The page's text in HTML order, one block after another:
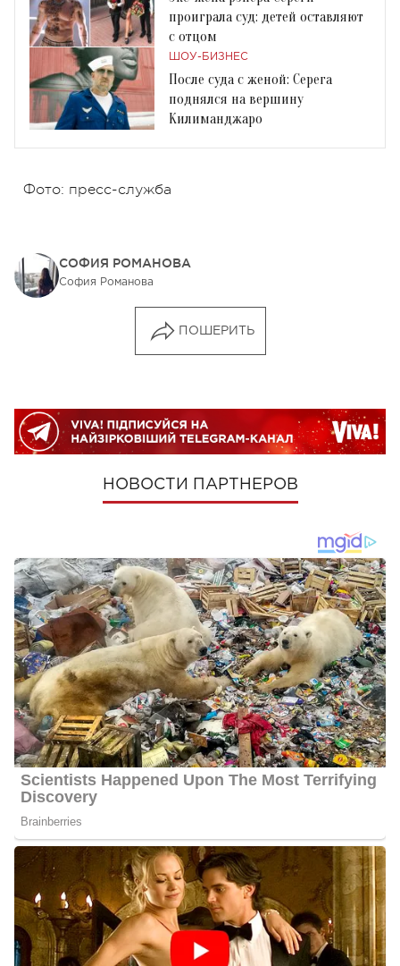
проиграла суд: детей оставляют
с отцом
ШОУ-БИЗНЕС
После суда с женой: Серега
поднялся на вершину
Килиманджаро
Фото: пресс-служба
СОФИЯ РОМАНОВА
София Романова
ПОШЕРИТЬ
НОВОСТИ ПАРТНЕРОВ